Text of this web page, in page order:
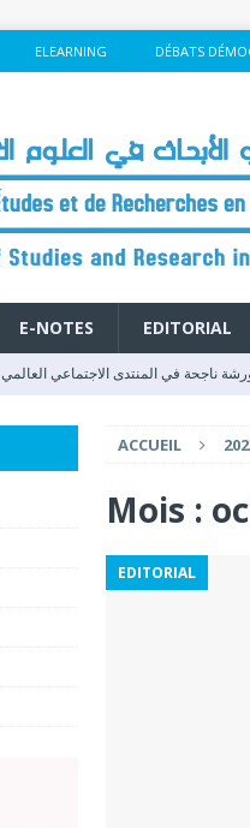
ELEARNING DÉBATS
E-NOTES EDITORIAL
ناجحة في المنتدى الاجتماعي العالمي
L’Éducation à l’Ère du Numérique
ACCUEIL
Mois :
EDITORIAL